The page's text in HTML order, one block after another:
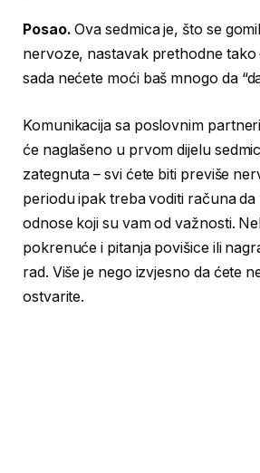
Posao. Ova sedmica je, što se
nervoze, nastavak prethodne tako
sada nećete moći baš mnogo da
Komunikacija sa poslovnim
će naglašeno u prvom dijelu
zategnuta – svi ćete biti previše
periodu ipak treba voditi računa
odnose koji su vam od važnosti.
pokrenuće i pitanja povišice ili
rad. Više je nego izvjesno da ćete
ostvarite.